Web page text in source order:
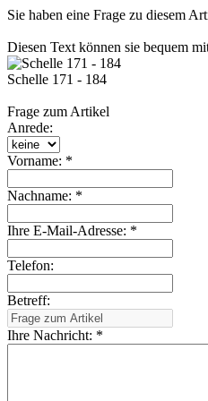
Sie haben eine Frage zu diesem
Diesen Text können sie bequem
Schelle 171 - 184
Frage zum Artikel
Anrede:
Vorname: *
Nachname: *
Ihre E-Mail-Adresse: *
Telefon:
Betreff:
Ihre Nachricht: *